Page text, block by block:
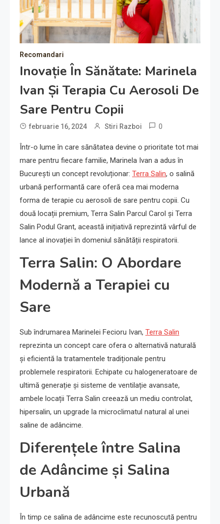
Recomandari
Inovație În Sănătate: Marinela
Ivan Și Terapia Cu Aerosoli De
Sare Pentru Copii
februarie 16, 2024 Stiri Razboi 0
Într-o lume în care sănătatea devine o prioritate tot mai
mare pentru fiecare familie, Marinela Ivan a adus în
București un concept revoluționar: Terra Salin, o salină
urbană performantă care oferă cea mai moderna
forma de terapie cu aerosoli de sare pentru copii. Cu
două locații premium, Terra Salin Parcul Carol și Terra
Salin Podul Grant, această inițiativă reprezintă vârful de
lance al inovației în domeniul sănătății respiratorii.
Terra Salin: O Abordare
Modernă a Terapiei cu
Sare
Sub îndrumarea Marinelei Fecioru Ivan, Terra Salin
reprezinta un concept care ofera o alternativă naturală
și eficientă la tratamentele tradiționale pentru
problemele respiratorii. Echipate cu halogeneratoare de
ultimă generație și sisteme de ventilație avansate,
ambele locații Terra Salin creează un mediu controlat,
hipersalin, un upgrade la microclimatul natural al unei
saline de adâncime.
Diferențele între Salina
de Adâncime și Salina
Urbană
În timp ce salina de adâncime este recunoscută pentru